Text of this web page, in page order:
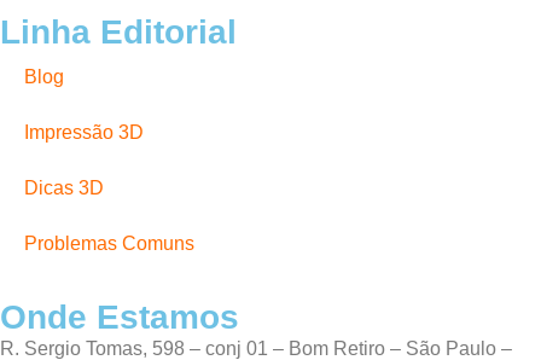
Linha Editorial
Blog
Impressão 3D
Dicas 3D
Problemas Comuns
Onde Estamos
R. Sergio Tomas, 598 – conj 01 – Bom Retiro – São Paulo –